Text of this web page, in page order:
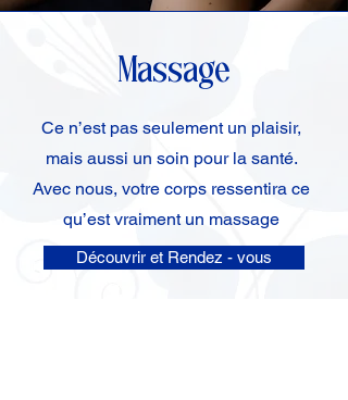
Massage
Ce n’est pas seulement un plaisir,
mais aussi un soin pour la santé.
Avec nous, votre corps ressentira ce
qu’est vraiment un massage
Découvrir et Rendez - vous